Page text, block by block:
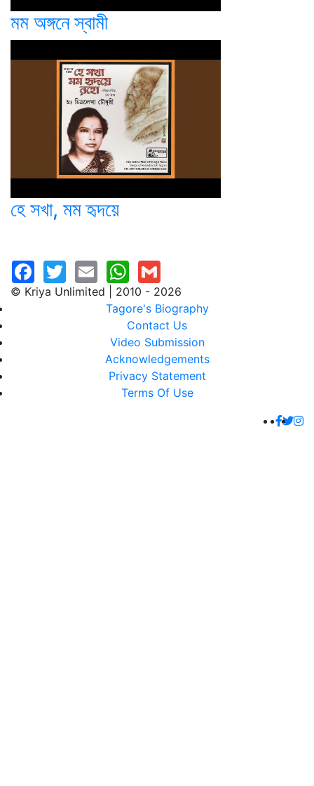
মম অঙ্গনে স্বামী
হে সখা, মম হৃদয়ে
© Kriya Unlimited | 2010 - 2026
Tagore's Biography
Contact Us
Video Submission
Acknowledgements
Privacy Statement
Terms Of Use